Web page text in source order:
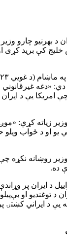
د بهرنیو چارو
کې برید کړی او
«دغه
یې د ایران
زیاته کړې:
او د ځواب ویلو
وزیر روښانه
ده.
د ایران پر
د توغندیو او
د ایراني کښتۍ